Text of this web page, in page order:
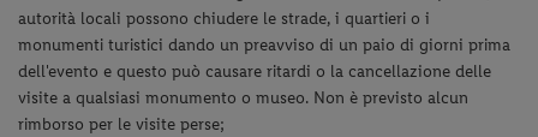
autorità locali possono chiudere le strade, i quartieri o i
monumenti turistici dando un preavviso di un paio di giorni prima
dell'evento e questo può causare ritardi o la cancellazione delle
visite a qualsiasi monumento o museo. Non è previsto alcun
rimborso per le visite perse;